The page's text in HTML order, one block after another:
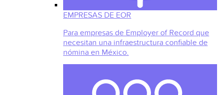
EMPRESAS DE EOR
Para empresas de Employer of Record que
necesitan una infraestructura confiable de
nómina en México.